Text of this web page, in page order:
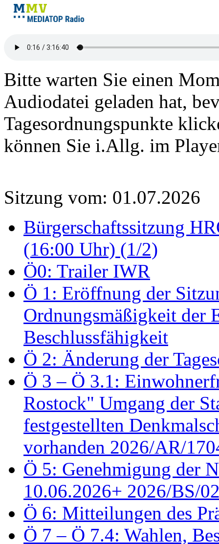
Bitte warten Sie einen
Audiodatei geladen hat,
Tagesordnungspunkte
können Sie i.Allg. im
Sitzung vom: 01.07.2026
Bürgerschaftssitzung
(16:00 Uhr) (1/2)
Ö0: Trailer IWR
Ö 1: Eröffnung der
Ordnungsmäßigkeit der
Beschlussfähigkeit
Ö 2: Änderung der
Ö 3 – Ö 3.1:
Rostock" Umgang der
festgestellten
vorhanden 2026/AR/
Ö 5: Genehmigung der
10.06.2026+ 2026/BS/
Ö 6: Mitteilungen des
Ö 7 – Ö 7.4: Wahlen,